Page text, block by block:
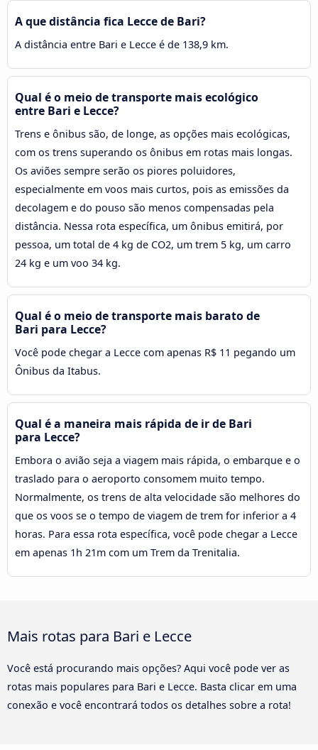
A que distância fica Lecce de Bari?
A distância entre Bari e Lecce é de 138,9 km.
Qual é o meio de transporte mais ecológico
entre Bari e Lecce?
Trens e ônibus são, de longe, as opções mais ecológicas,
com os trens superando os ônibus em rotas mais longas.
Os aviões sempre serão os piores poluidores,
especialmente em voos mais curtos, pois as emissões da
decolagem e do pouso são menos compensadas pela
distância. Nessa rota específica, um ônibus emitirá, por
pessoa, um total de 4 kg de CO2, um trem 5 kg, um carro
24 kg e um voo 34 kg.
Qual é o meio de transporte mais barato de
Bari para Lecce?
Você pode chegar a Lecce com apenas R$ 11 pegando um
Ônibus da Itabus.
Qual é a maneira mais rápida de ir de Bari
para Lecce?
Embora o avião seja a viagem mais rápida, o embarque e o
traslado para o aeroporto consomem muito tempo.
Normalmente, os trens de alta velocidade são melhores do
que os voos se o tempo de viagem de trem for inferior a 4
horas. Para essa rota específica, você pode chegar a Lecce
em apenas 1h 21m com um Trem da Trenitalia.
Mais rotas para Bari e Lecce
Você está procurando mais opções? Aqui você pode ver as
rotas mais populares para Bari e Lecce. Basta clicar em uma
conexão e você encontrará todos os detalhes sobre a rota!